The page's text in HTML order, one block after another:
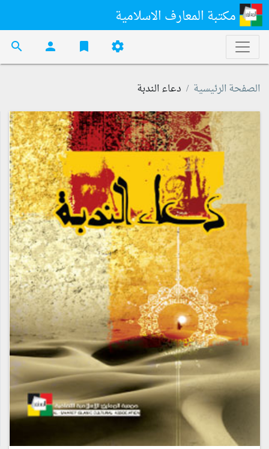
مكتبة المعارف الاسلامية
settings
bookmark
person
search
الصفحة الرئيسية دعاء الندبة